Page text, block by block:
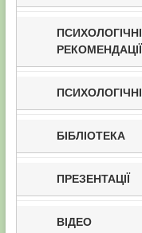
РЕКОМЕНДАЦІЇ
БІБЛІОТЕКА
ПРЕЗЕНТАЦІЇ
ВІДЕО